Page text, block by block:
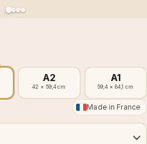
A2
42 × 59,4 cm
A1
59,4 × 84,1 cm
Made in France